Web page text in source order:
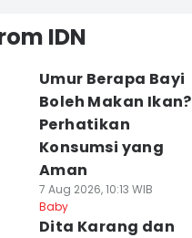
IDN
Umur Berapa Bayi
Boleh Makan Ikan?
Perhatikan
Konsumsi yang
Aman
7 Aug 2026, 10:13 WIB
Baby
Dita Karang dan